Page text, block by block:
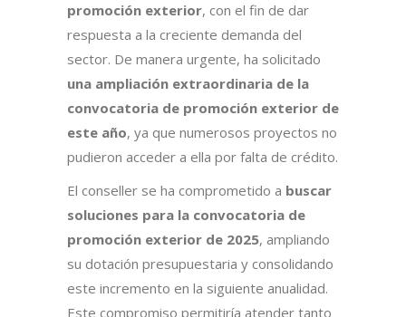
promoción exterior, con el fin de dar
respuesta a la creciente demanda del
sector. De manera urgente, ha solicitado
una ampliación extraordinaria de la
convocatoria de promoción exterior de
este año, ya que numerosos proyectos no
pudieron acceder a ella por falta de crédito.
El conseller se ha comprometido a buscar
soluciones para la convocatoria de
promoción exterior de 2025, ampliando
su dotación presupuestaria y consolidando
este incremento en la siguiente anualidad.
Este compromiso permitiría atender tanto